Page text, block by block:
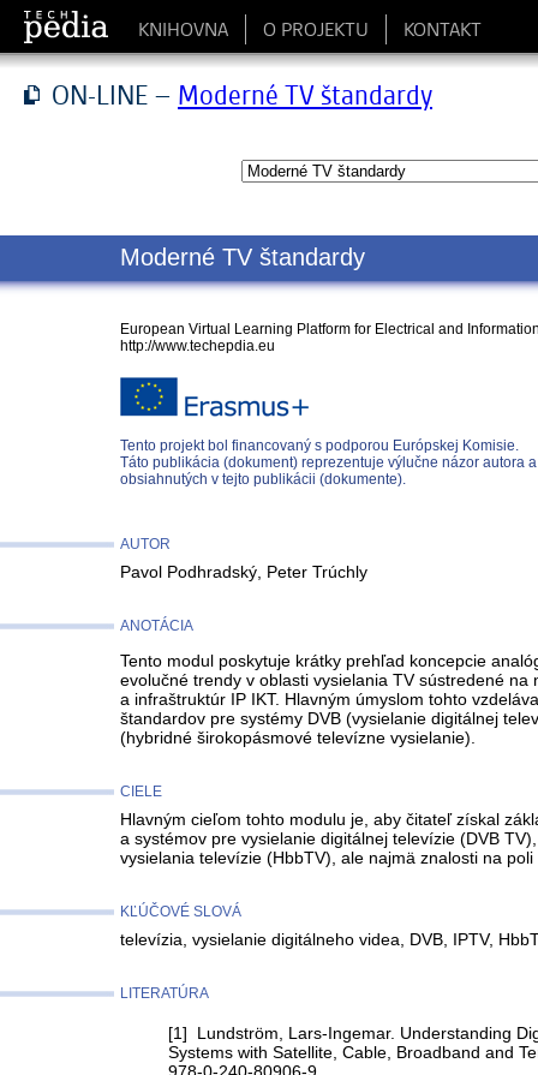
KNIHOVNA O PROJEKTU KONTAKT
ON-LINE – Moderné TV štandardy